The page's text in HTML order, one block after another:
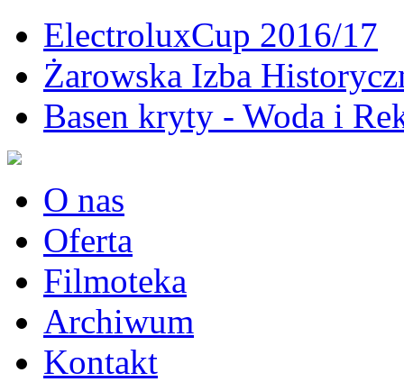
ElectroluxCup 2016/17
Żarowska Izba
Basen kryty - Woda i
O nas
Oferta
Filmoteka
Archiwum
Kontakt